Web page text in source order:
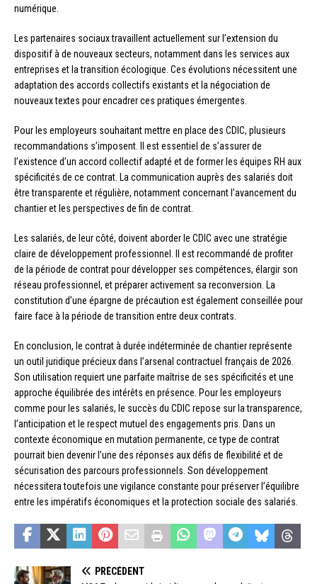
numérique.
Les partenaires sociaux travaillent actuellement sur l’extension du
dispositif à de nouveaux secteurs, notamment dans les services aux
entreprises et la transition écologique. Ces évolutions nécessitent une
adaptation des accords collectifs existants et la négociation de
nouveaux textes pour encadrer ces pratiques émergentes.
Pour les employeurs souhaitant mettre en place des CDIC, plusieurs
recommandations s’imposent. Il est essentiel de s’assurer de
l’existence d’un accord collectif adapté et de former les équipes RH aux
spécificités de ce contrat. La communication auprès des salariés doit
être transparente et régulière, notamment concernant l’avancement du
chantier et les perspectives de fin de contrat.
Les salariés, de leur côté, doivent aborder le CDIC avec une stratégie
claire de développement professionnel. Il est recommandé de profiter
de la période de contrat pour développer ses compétences, élargir son
réseau professionnel, et préparer activement sa reconversion. La
constitution d’une épargne de précaution est également conseillée pour
faire face à la période de transition entre deux contrats.
En conclusion, le contrat à durée indéterminée de chantier représente
un outil juridique précieux dans l’arsenal contractuel français de 2026.
Son utilisation requiert une parfaite maîtrise de ses spécificités et une
approche équilibrée des intérêts en présence. Pour les employeurs
comme pour les salariés, le succès du CDIC repose sur la transparence,
l’anticipation et le respect mutuel des engagements pris. Dans un
contexte économique en mutation permanente, ce type de contrat
pourrait bien devenir l’une des réponses aux défis de flexibilité et de
sécurisation des parcours professionnels. Son développement
nécessitera toutefois une vigilance constante pour préserver l’équilibre
entre les impératifs économiques et la protection sociale des salariés.
PRÉCÉDENT